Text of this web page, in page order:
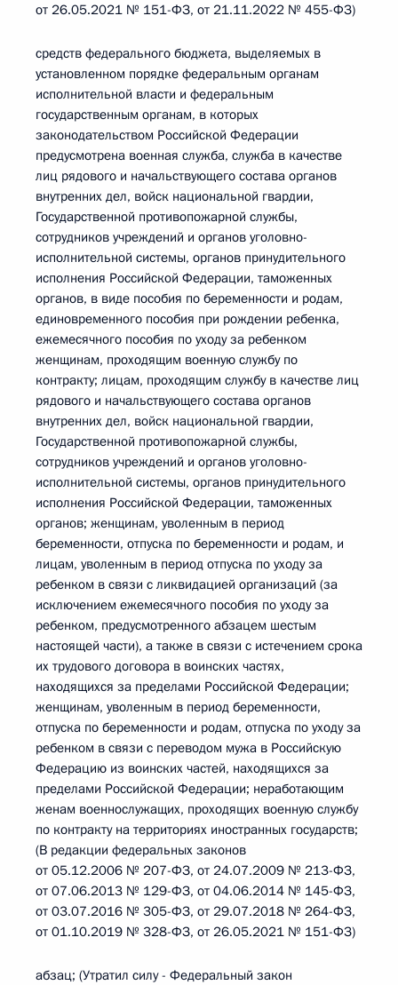
от 26.05.2021 № 151-ФЗ, от 21.11.2022 № 455-ФЗ)
средств федерального бюджета, выделяемых в
установленном порядке федеральным органам
исполнительной власти и федеральным
государственным органам, в которых
законодательством Российской Федерации
предусмотрена военная служба, служба в качестве
лиц рядового и начальствующего состава органов
внутренних дел, войск национальной гвардии,
Государственной противопожарной службы,
сотрудников учреждений и органов уголовно-
исполнительной системы, органов принудительного
исполнения Российской Федерации, таможенных
органов, в виде пособия по беременности и родам,
единовременного пособия при рождении ребенка,
ежемесячного пособия по уходу за ребенком
женщинам, проходящим военную службу по
контракту; лицам, проходящим службу в качестве лиц
рядового и начальствующего состава органов
внутренних дел, войск национальной гвардии,
Государственной противопожарной службы,
сотрудников учреждений и органов уголовно-
исполнительной системы, органов принудительного
исполнения Российской Федерации, таможенных
органов; женщинам, уволенным в период
беременности, отпуска по беременности и родам, и
лицам, уволенным в период отпуска по уходу за
ребенком в связи с ликвидацией организаций (за
исключением ежемесячного пособия по уходу за
ребенком, предусмотренного абзацем шестым
настоящей части), а также в связи с истечением срока
их трудового договора в воинских частях,
находящихся за пределами Российской Федерации;
женщинам, уволенным в период беременности,
отпуска по беременности и родам, отпуска по уходу за
ребенком в связи с переводом мужа в Российскую
Федерацию из воинских частей, находящихся за
пределами Российской Федерации; неработающим
женам военнослужащих, проходящих военную службу
по контракту на территориях иностранных государств;
(В редакции федеральных законов
от 05.12.2006 № 207-ФЗ, от 24.07.2009 № 213-ФЗ,
от 07.06.2013 № 129-ФЗ, от 04.06.2014 № 145-ФЗ,
от 03.07.2016 № 305-ФЗ, от 29.07.2018 № 264-ФЗ,
от 01.10.2019 № 328-ФЗ, от 26.05.2021 № 151-ФЗ)
абзац; (Утратил силу - Федеральный закон